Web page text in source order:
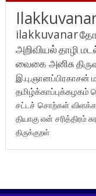
ilakkuvanar
அறிவியல்தாழி
வைகை அனிசு
இ.பு.ஞானப்பிரகாசன்
தமிழ்க்காப்புக்கழகம்
சட்டச் சொற்கள்
தியாகுஎன் சரித்திரம்
திருக்குறள்